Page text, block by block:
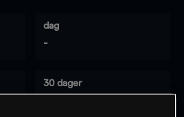
dag
-
30 dager